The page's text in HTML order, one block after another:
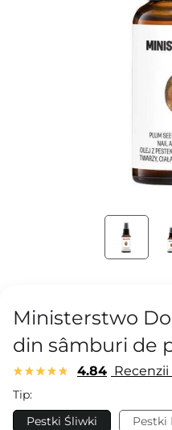
Ministerstwo
din sâmburi de
4.84 Recenzii
Tip:
Pestki Śliwki
Pestki